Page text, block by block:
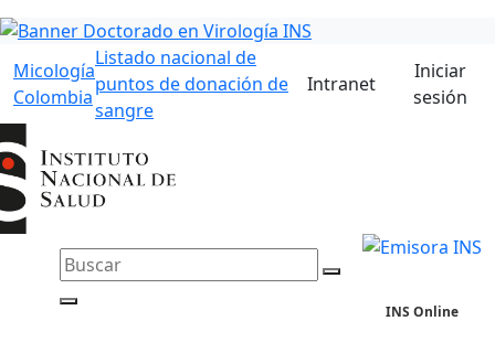
Micología
Colombia
Listado nacional de
puntos de donación de
sangre
Intranet
Iniciar
sesión
INS Online